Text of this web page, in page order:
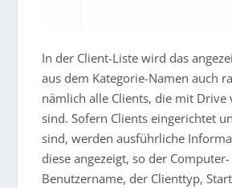
In der Client-Liste wird das
aus dem Kategorie-Namen auch
nämlich alle Clients, die mit Drive
sind. Sofern Clients eingerichtet
sind, werden ausführliche
diese angezeigt, so der
Benutzername, der Clienttyp,